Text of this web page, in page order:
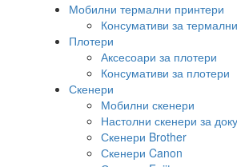
Мобилни термални принтери
Консумативи за
Плотери
Аксесоари за плотери
Консумативи за плотери
Скенери
Мобилни скенери
Настолни скенери за
Скенери Brother
Скенери Canon